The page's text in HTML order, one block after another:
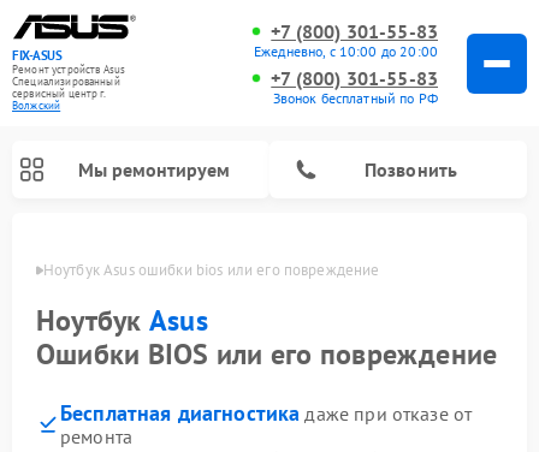
FIX-ASUS
Ремонт устройств Asus
Специализированный
cервисный центр г.
Волжский
+7 (800) 301-55-83
Ежедневно, с 10:00 до 20:00
+7 (800) 301-55-83
Звонок бесплатный по РФ
Мы ремонтируем Позвонить
Ноутбук Asus ошибки bios или его повреждение
Ноутбук Asus
Ошибки BIOS или его повреждение
Бесплатная диагностика даже при отказе от
ремонта